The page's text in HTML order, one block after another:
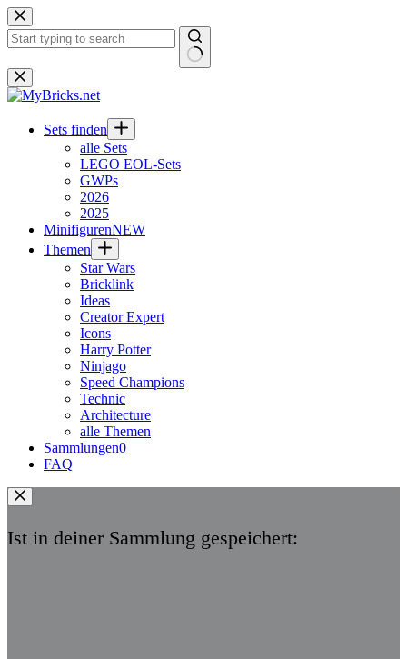
Zum
Inhalt
springen
Keine
Ergebnisse
Sets finden
alle Sets
LEGO EOL-Sets
GWPs
2026
2025
MinifigurenNEW
Themen
Star Wars
Bricklink
Ideas
Creator Expert
Icons
Harry Potter
Ninjago
Speed Champions
Technic
Architecture
alle Themen
Sammlungen0
FAQ
Ist in deiner Sammlung gespeichert: